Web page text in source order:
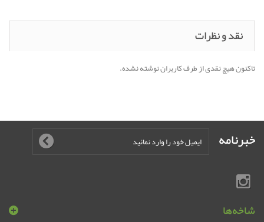
نقد و نظرات
تاکنون هیچ نقدی از طرف کاربران نوشته نشده.
خبرنامه
شاخه‌ها